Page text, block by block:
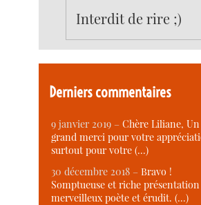
Interdit de rire ;)
Derniers commentaires
9 janvier 2019 –Chère Liliane, Un
grand merci pour votre
surtout pour votre (…)
30 décembre 2018 –Bravo !
Somptueuse et riche
merveilleux poète et érudit. (…)